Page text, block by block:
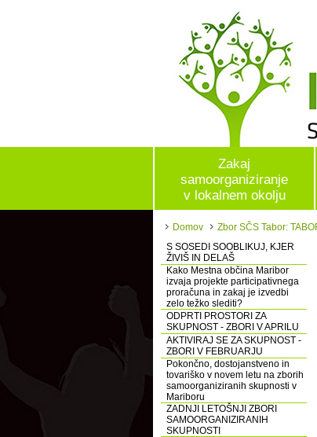
Zakaj
samoorganiziranje
v lokalnem okolju
Domov
Zbor SČS Tabor:
S SOSEDI SOOBLIKUJ, KJER
ŽIVIŠ IN DELAŠ
Kako Mestna občina Maribor
izvaja projekte participativnega
proračuna in zakaj je izvedbi
zelo težko slediti?
ODPRTI PROSTORI ZA
SKUPNOST - ZBORI V APRILU
AKTIVIRAJ SE ZA SKUPNOST -
ZBORI V FEBRUARJU
Pokončno, dostojanstveno in
tovariško v novem letu na zborih
samoorganiziranih skupnosti v
Mariboru
ZADNJI LETOŠNJI ZBORI
SAMOORGANIZIRANIH
SKUPNOSTI